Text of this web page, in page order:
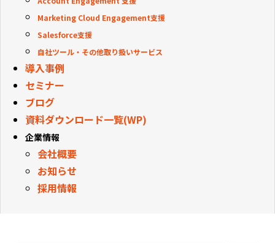
Marketing Cloud Engagement支援
Salesforce支援
自社ツール・その他取り扱いサービス
導入事例
セミナー
ブログ
資料ダウンロード一覧(WP)
企業情報
会社概要
お知らせ
採用情報